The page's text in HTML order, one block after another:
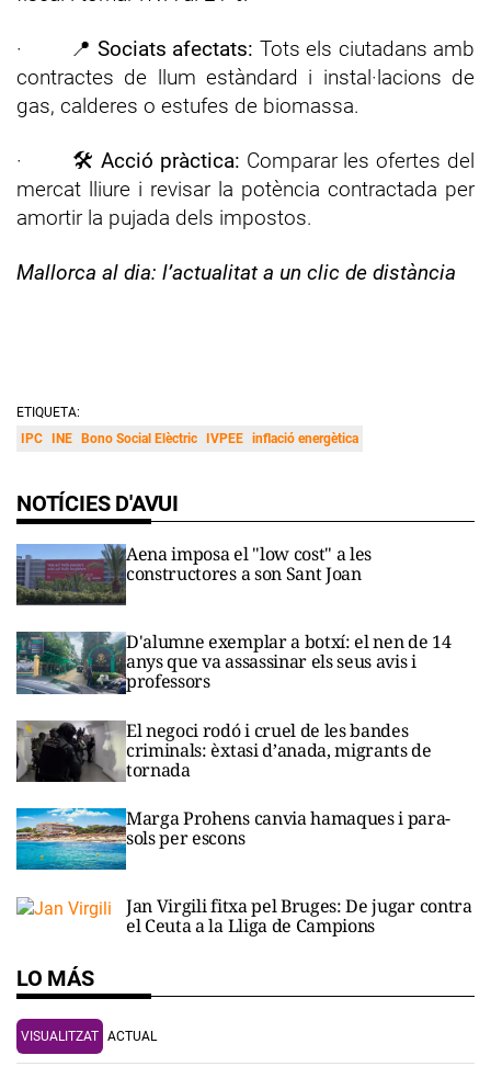
· 📍 Sociats afectats: Tots els ciutadans amb
contractes de llum estàndard i instal·lacions de
gas, calderes o estufes de biomassa.
· 🛠️ Acció pràctica: Comparar les ofertes del
mercat lliure i revisar la potència contractada per
amortir la pujada dels impostos.
Mallorca al dia: l’actualitat a un clic de distància
ETIQUETA:
IPC
INE Bono Social Elèctric IVPEE inflació energètica
NOTÍCIES D'AVUI
Aena imposa el "low cost" a les
constructores a son Sant Joan
D'alumne exemplar a botxí: el nen de 14
anys que va assassinar els seus avis i
professors
El negoci rodó i cruel de les bandes
criminals: èxtasi d’anada, migrants de
tornada
Marga Prohens canvia hamaques i para-
sols per escons
Jan Virgili fitxa pel Bruges: De jugar contra
el Ceuta a la Lliga de Campions
LO MÁS
VISUALITZAT ACTUAL